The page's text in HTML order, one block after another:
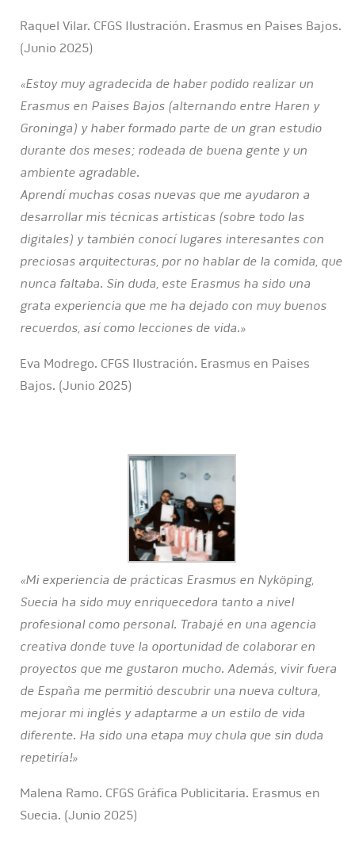
Raquel Vilar. CFGS Ilustración. Erasmus en Paises Bajos.
(Junio 2025)
«Estoy muy agradecida de haber podido realizar un
Erasmus en Paises Bajos (alternando entre Haren y
Groninga) y haber formado parte de un gran estudio
durante dos meses; rodeada de buena gente y un
ambiente agradable.
Aprendí muchas cosas nuevas que me ayudaron a
desarrollar mis técnicas artísticas (sobre todo las
digitales) y también conocí lugares interesantes con
preciosas arquitecturas, por no hablar de la comida, que
nunca faltaba. Sin duda, este Erasmus ha sido una
grata experiencia que me ha dejado con muy buenos
recuerdos, así como lecciones de vida.»
Eva Modrego. CFGS Ilustración. Erasmus en Paises
Bajos. (Junio 2025)
«Mi experiencia de prácticas Erasmus en Nyköping,
Suecia ha sido muy enriquecedora tanto a nivel
profesional como personal. Trabajé en una agencia
creativa donde tuve la oportunidad de colaborar en
proyectos que me gustaron mucho. Además, vivir fuera
de España me permitió descubrir una nueva cultura,
mejorar mi inglés y adaptarme a un estilo de vida
diferente. Ha sido una etapa muy chula que sin duda
repetiría!»
Malena Ramo. CFGS Gráfica Publicitaria. Erasmus en
Suecia. (Junio 2025)